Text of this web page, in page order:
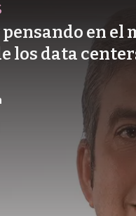
en el
los data